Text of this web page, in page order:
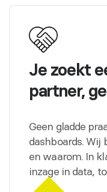
Je zoekt
partner,
Geen gladde
dashboards.
en waarom. In
inzage in data,